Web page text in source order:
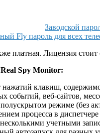
Заводской
Fly пароль для всех
платная. Лицензия стоит
Spy Monitor:
нажатий клавиш,
событий, веб-сайтов,
полускрытом режиме (без
процесса в диспетчере
несколькими учетными